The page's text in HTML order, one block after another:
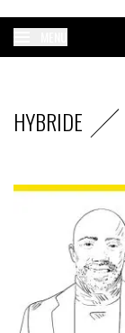
HYBRIDE